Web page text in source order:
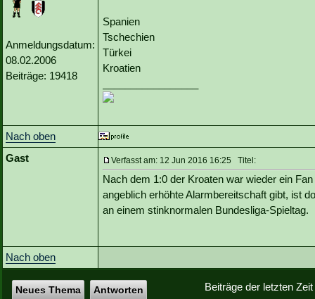
Anmeldungsdatum:
08.02.2006
Beiträge: 19418
Spanien
Tschechien
Türkei
Kroatien
Nach oben
Gast
Verfasst am: 12 Jun 2016 16:25 Titel:
Nach dem 1:0 der Kroaten war wieder ein
angeblich erhöhte Alarmbereitschaft gibt, ist
an einem stinknormalen Bundesliga-Spieltag.
Nach oben
Beiträge der letzten
Neues Thema Antworten